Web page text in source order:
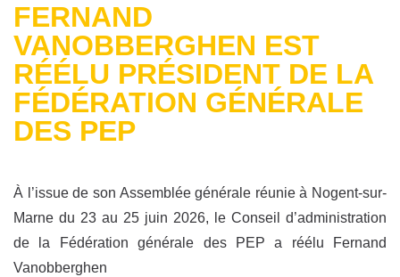
FERNAND
VANOBBERGHEN EST
RÉÉLU PRÉSIDENT DE LA
FÉDÉRATION GÉNÉRALE
DES PEP
À l’issue de son Assemblée générale réunie à Nogent-sur-
Marne du 23 au 25 juin 2026, le Conseil d’administration
de la Fédération générale des PEP a réélu Fernand
Vanobberghen